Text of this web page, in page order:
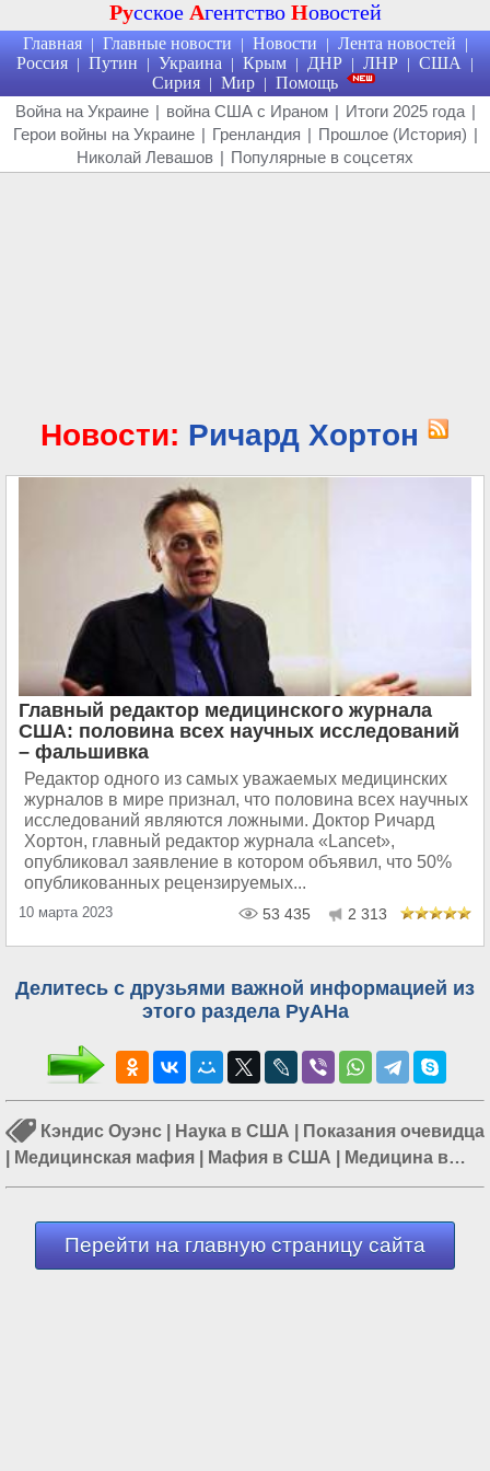
Русское Агентство Новостей
Главная | Главные новости | Новости | Лента новостей |
Россия | Путин | Украина | Крым | ДНР | ЛНР | США |
Сирия | Мир | Помощь
Война на Украине | война США с Ираном | Итоги 2025 года |
Герои войны на Украине | Гренландия | Прошлое (История) |
Николай Левашов | Популярные в соцсетях
Новости: Ричард Хортон
Главный редактор медицинского журнала
США: половина всех научных исследований
– фальшивка
Редактор одного из самых уважаемых медицинских
журналов в мире признал, что половина всех научных
исследований являются ложными. Доктор Ричард
Хортон, главный редактор журнала «Lancet»,
опубликовал заявление в котором объявил, что 50%
опубликованных рецензируемых...
10 марта 2023 53 435 2 313
Делитесь с друзьями важной информацией из
этого раздела РуАНа
Кэндис Оуэнс Наука в США
Показания очевидца
Медицинская мафия Мафия в США
Медицина в
США|Платная медицина
Перейти на главную страницу сайта